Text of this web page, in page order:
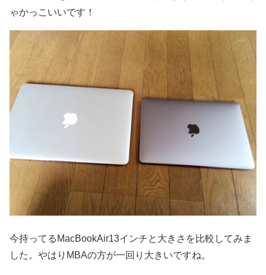
ゃかっこいいです！
今持ってるMacBookAir13インチと大きさを比較してみま
した。やはりMBAの方が一回り大きいですね。